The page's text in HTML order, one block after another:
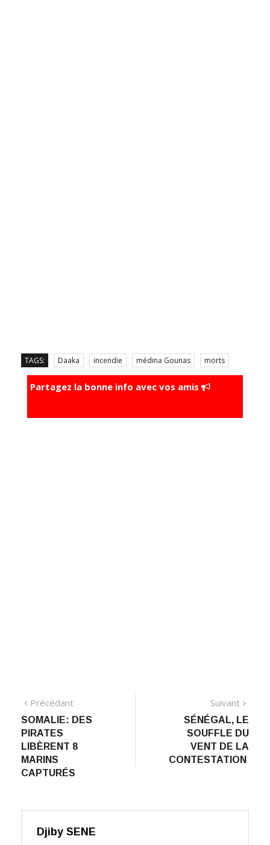
TAGS: Daaka incendie médina Gounas morts
Partagez la bonne info avec vos amis
Navigation
de
l’article
PrécédantPrécédant:
SOMALIE: DES
PIRATES
LIBÈRENT 8
MARINS
CAPTURÉS
Suivant
SÉNÉGAL, LE
SOUFFLE DU
VENT DE LA
CONTESTATION
Djiby SENE